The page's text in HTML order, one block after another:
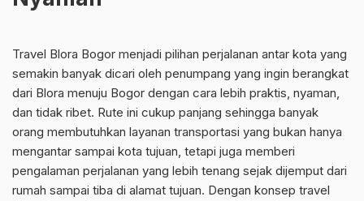
Travel Blora Bogor menjadi pilihan perjalanan antar kota yang
semakin banyak dicari oleh penumpang yang ingin berangkat
dari Blora menuju Bogor dengan cara lebih praktis, nyaman,
dan tidak ribet. Rute ini cukup panjang sehingga banyak
orang membutuhkan layanan transportasi yang bukan hanya
mengantar sampai kota tujuan, tetapi juga memberi
pengalaman perjalanan yang lebih tenang sejak dijemput dari
rumah sampai tiba di alamat tujuan. Dengan konsep travel